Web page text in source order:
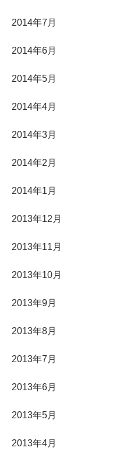
2014年7月
2014年6月
2014年5月
2014年4月
2014年3月
2014年2月
2014年1月
2013年12月
2013年11月
2013年10月
2013年9月
2013年8月
2013年7月
2013年6月
2013年5月
2013年4月